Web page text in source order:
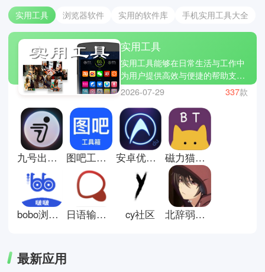
实用工具 浏览器软件 实用的软件库 手机实用工具大全
实用工具
实用工具能够在日常生活与工作中
为用户提供高效与便捷的帮助支
持。在实际使用中，不同工具可以
组合使用来提升效率。你们可以通
过ES文件浏览器快速整理手机中
的文件、压缩包及应用资源，实现
高效分类与传输。有需要处理纸质
文档时，打开扫描全能王即可一键
拍照生成高清PDF，并自动进行文
字识别与排版。当手机设备运行变
慢时，借助360清理大师可以清理
缓存垃圾、释放存储空间并优化系
统性能。多种工具互相配合，基本
覆盖了从文件管理到办公处理再到
2026-07-29 337款
九号出行安卓版 图吧工具箱手机版 安卓优化大师手机版 磁力猫手机版
bobo浏览器海外版 日语输入法手机版 cy社区 北辞弱网17.0
最新应用